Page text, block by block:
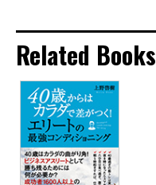
Related Books